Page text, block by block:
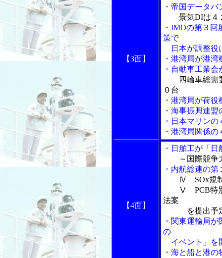
【3面】
・帝国データ
景気DIは４
・IMOの第３
策で
日本が調整役
・港湾局が港
・自動車工業
四輪車総需
０台
・港湾局が荷
・海事振興連
・日本マリン
・港湾局関係
【4面】
・日舶工が「
～国際競争
・内航総連の
Ⅳ SOx規制
Ⅴ PCB特別措
法案
を提出予
・関東運輸局
の
イベント」を
・海と船と港